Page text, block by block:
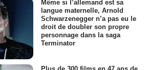
Même si l’allemand est sa
langue maternelle, Arnold
Schwarzenegger n’a pas eu le
droit de doubler son propre
personnage dans la saga
Terminator